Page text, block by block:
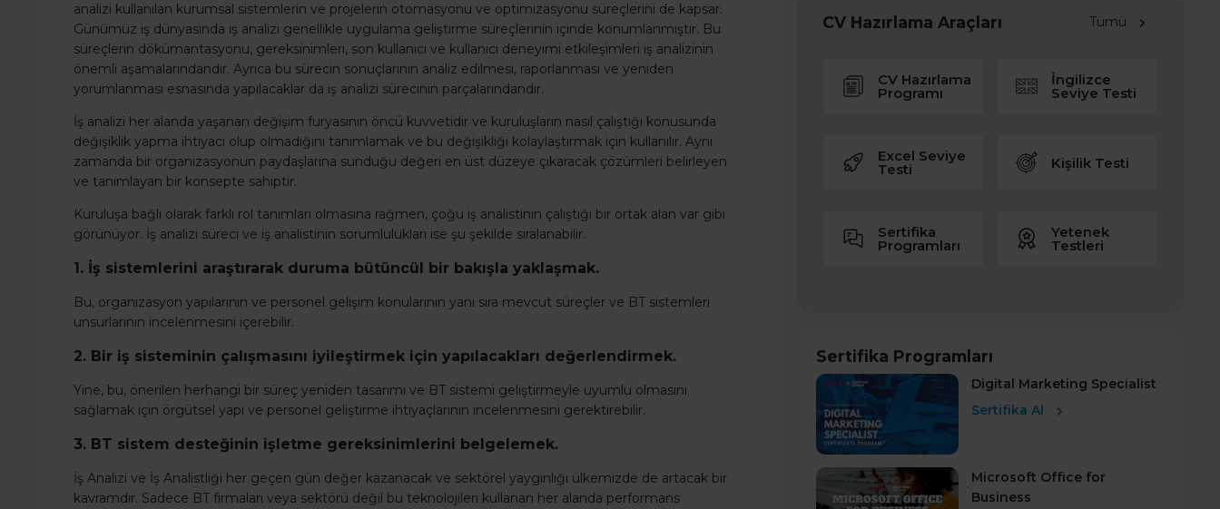
analizi kullanılan kurumsal sistemlerin ve projelerin otomasyonu ve optimizasyonu süreçlerini de kapsar.
Günümüz iş dünyasında iş analizi genellikle uygulama geliştirme süreçlerinin içinde konumlanmıştır. Bu
süreçlerin dökümantasyonu, gereksinimleri, son kullanıcı ve kullanıcı deneyimi etkileşimleri iş analizinin
önemli aşamalarındandır. Ayrıca bu sürecin sonuçlarının analiz edilmesi, raporlanması ve yeniden
yorumlanması esnasında yapılacaklar da iş analizi sürecinin parçalarındandır.
İş analizi her alanda yaşanan değişim furyasının öncü kuvvetidir ve kuruluşların nasıl çalıştığı konusunda
değişiklik yapma ihtiyacı olup olmadığını tanımlamak ve bu değişikliği kolaylaştırmak için kullanılır. Aynı
zamanda bir organizasyonun paydaşlarına sunduğu değeri en üst düzeye çıkaracak çözümleri belirleyen
ve tanımlayan bir konsepte sahiptir.
Kuruluşa bağlı olarak farklı rol tanımları olmasına rağmen, çoğu iş analistinin çalıştığı bir ortak alan var gibi
görünüyor. İş analizi süreci ve iş analistinin sorumlulukları ise şu şekilde sıralanabilir.
1. İş sistemlerini araştırarak duruma bütüncül bir bakışla yaklaşmak.
Bu, organizasyon yapılarının ve personel gelişim konularının yanı sıra mevcut süreçler ve BT sistemleri
unsurlarının incelenmesini içerebilir.
2. Bir iş sisteminin çalışmasını iyileştirmek için yapılacakları değerlendirmek.
Yine, bu, önerilen herhangi bir süreç yeniden tasarımı ve BT sistemi geliştirmeyle uyumlu olmasını
sağlamak için örgütsel yapı ve personel geliştirme ihtiyaçlarının incelenmesini gerektirebilir.
3. BT sistem desteğinin işletme gereksinimlerini belgelemek.
İş Analizi ve İş Analistliği her geçen gün değer kazanacak ve sektörel yaygınlığı ülkemizde de artacak bir
kavramdır. Sadece BT firmaları veya sektörü değil bu teknolojileri kullanan her alanda performans
CV Hazırlama Araçları Tümü
CV Hazırlama
Programı
İngilizce
Seviye Testi
Excel Seviye
Testi Kişilik Testi
Sertifika
Programları
Yetenek
Testleri
Sertifika Programları
Digital Marketing Specialist
Sertifika Al
Microsoft Office for
Business